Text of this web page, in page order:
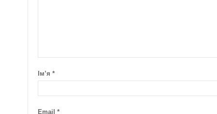
Ім’я *
Email *